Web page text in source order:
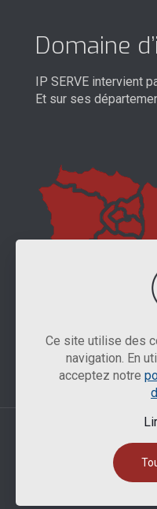
Domaine
IP SERVE intervient
Et sur ses
IP-SERVE
Ce site utilise des
navigation. En
acceptez notre